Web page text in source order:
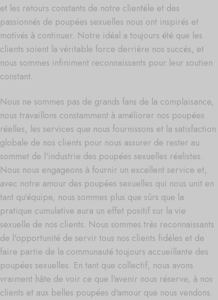
et les retours constants de notre clientèle et des
passionnés de poupées sexuelles nous ont inspirés et
motivés à continuer. Notre idéal a toujours été que les
clients soient la véritable force derrière nos succès, et
nous sommes infiniment reconnaissants pour leur soutien
constant.
Nous ne sommes pas de grands fans de la complaisance,
nous travaillons constamment à améliorer nos poupées
réelles, les services que nous fournissons et la satisfaction
globale de nos clients pour nous assurer de rester au
sommet de l'industrie des poupées sexuelles réalistes.
Nous nous engageons à fournir un excellent service et,
avec notre amour des poupées sexuelles qui nous unit en
tant qu'équipe, nous sommes plus que sûrs que la
pratique cumulative aura un effet positif sur la vie
sexuelle de nos clients. Nous sommes très reconnaissants
de l'opportunité de servir tous nos clients fidèles et de
faire partie de la communauté toujours accueillante des
poupées sexuelles. En tant que collectif, nous avons
vraiment hâte de voir ce que l'avenir nous réserve, à nos
clients et aux belles poupées d'amour que nous vendons.